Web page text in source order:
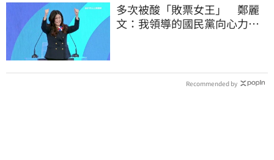
多次被酸「敗票女王」 鄭麗
文：我領導的國民黨向心力
Recommended by